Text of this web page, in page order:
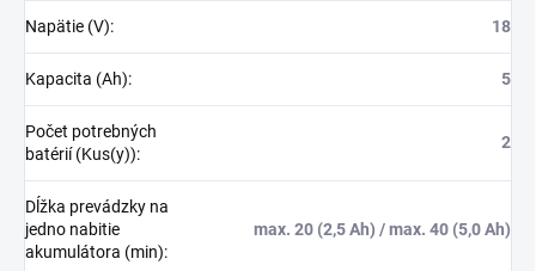
Napätie (V): 18
Kapacita (Ah): 5
Počet potrebných
batérií (Kus(y)):
2
Dĺžka prevádzky na
jedno nabitie
akumulátora (min):
max. 20 (2,5 Ah) / max. 40 (5,0 Ah)